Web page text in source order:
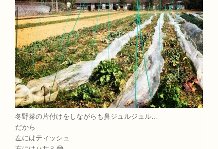
冬野菜の片付けをしながらも鼻ジュルジュル…
だから
左にはティッシュ